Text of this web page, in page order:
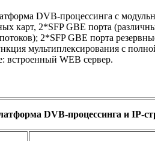
DVB-процессинга с
карт, 2*SFP GBE порта
2*SFP GBE порта
мультиплексирования с
встроенный WEB сервер.
DVB-процессинга и IP-